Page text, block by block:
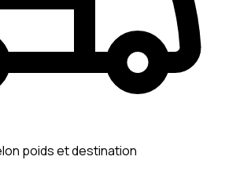
poids et destination